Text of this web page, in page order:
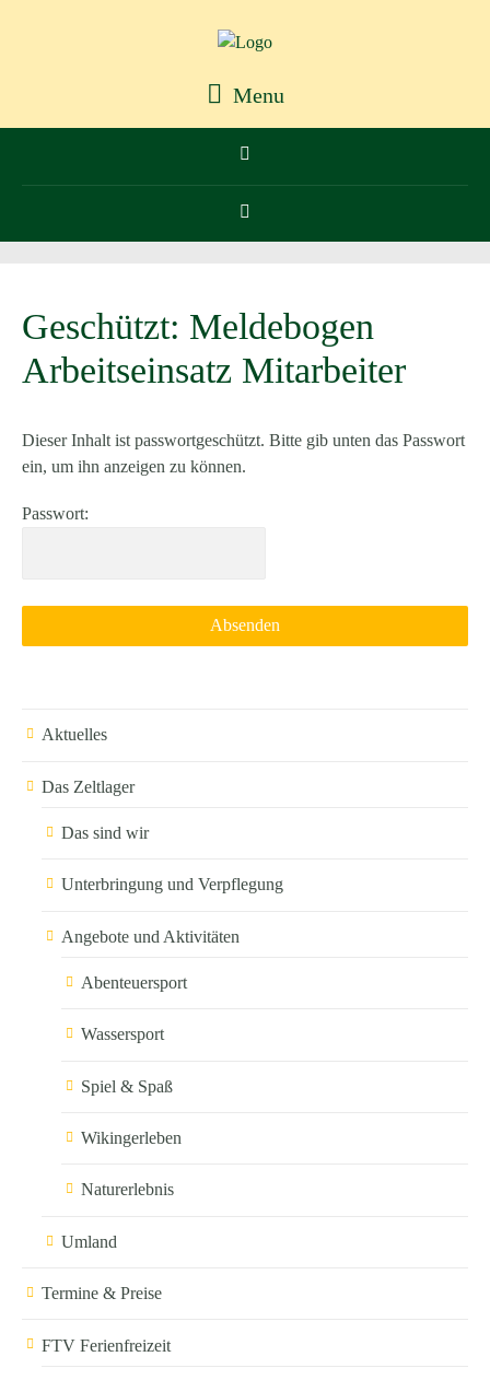
Menu
Geschützt: Meldebogen
Arbeitseinsatz Mitarbeiter
Dieser Inhalt ist passwortgeschützt. Bitte gib unten das Passwort
ein, um ihn anzeigen zu können.
Passwort:
Aktuelles
Das Zeltlager
Das sind wir
Unterbringung und Verpflegung
Angebote und Aktivitäten
Abenteuersport
Wassersport
Spiel & Spaß
Wikingerleben
Naturerlebnis
Umland
Termine & Preise
FTV Ferienfreizeit